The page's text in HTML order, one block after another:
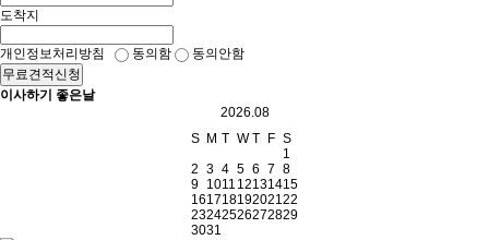
도착지
개인정보처리방침 동의함
동의안함
무료견적신청
이사하기 좋은날
2026.08
S M T W T F S
1
2 3 4 5 6 7 8
9 1011 12131415
16171819202122
23242526272829
3031